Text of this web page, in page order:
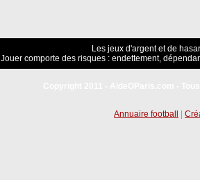
Les jeux d'argent et de
Jouer comporte des risques : endettement,
Annuaire football